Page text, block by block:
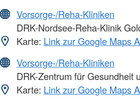
Vorsorge-/Reha-Kliniken
DRK-Nordsee-Reha-Klinik
Karte: Link zur Google Maps
Vorsorge-/Reha-Kliniken
DRK-Zentrum für Gesundheit
Karte: Link zur Google Maps